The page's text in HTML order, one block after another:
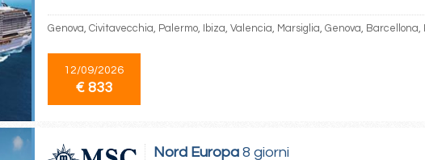
Genova, Civitavecchia, Palermo, Ibiza, Valencia, Marsiglia, Genova, Barcellona,
12/09/2026
€ 833
Nord Europa 8 giorni